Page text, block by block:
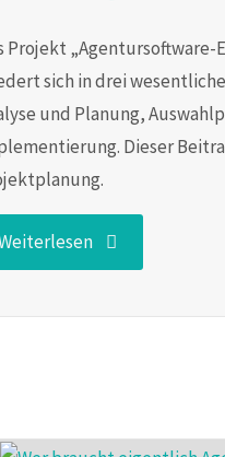
Projekt „Agentursoftware-
sich in drei
und Planung,
Dieser
"Das